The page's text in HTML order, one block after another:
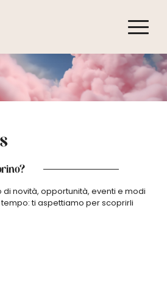
di novità, opportunità, eventi e modi
ti aspettiamo per scoprirli